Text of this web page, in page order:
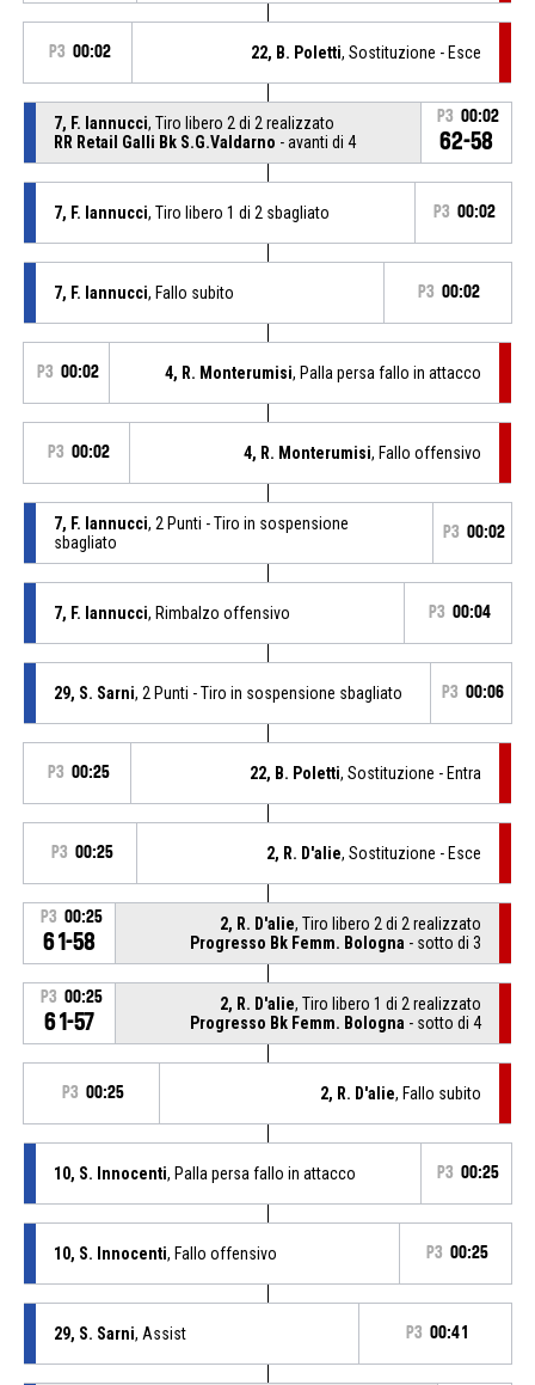
P3 00:02 22, B. Poletti, Sostituzione - Esce
7, F. Iannucci, Tiro libero 2 di 2 realizzato
RR Retail Galli Bk S.G.Valdarno - avanti di 4
P3 00:02
62-58
7, F. Iannucci, Tiro libero 1 di 2 sbagliato P3 00:02
7, F. Iannucci, Fallo subito P3 00:02
P3 00:02 4, R. Monterumisi, Palla persa fallo in attacco
P3 00:02 4, R. Monterumisi, Fallo offensivo
7, F. Iannucci, 2 Punti - Tiro in sospensione
sbagliato
P3 00:02
7, F. Iannucci, Rimbalzo offensivo P3 00:04
29, S. Sarni, 2 Punti - Tiro in sospensione sbagliato P3 00:06
P3 00:25 22, B. Poletti, Sostituzione - Entra
P3 00:25 2, R. D'alie, Sostituzione - Esce
P3 00:25
61-58
2, R. D'alie, Tiro libero 2 di 2 realizzato
Progresso Bk Femm. Bologna - sotto di 3
P3 00:25
61-57
2, R. D'alie, Tiro libero 1 di 2 realizzato
Progresso Bk Femm. Bologna - sotto di 4
P3 00:25 2, R. D'alie, Fallo subito
10, S. Innocenti, Palla persa fallo in attacco P3 00:25
10, S. Innocenti, Fallo offensivo P3 00:25
29, S. Sarni, Assist P3 00:41